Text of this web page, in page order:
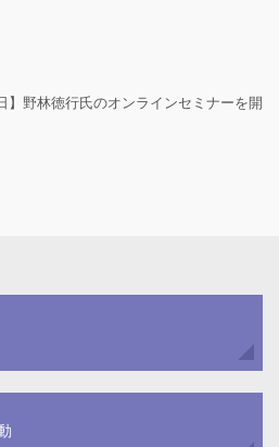
】野林徳行氏のオンラインセミナーを開